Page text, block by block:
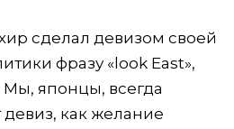
сделал девизом своей
фразу «look East»,
Мы, японцы, всегда
как желание